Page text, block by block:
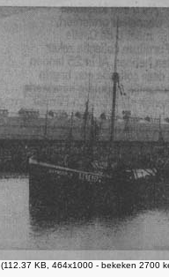
(112.37 KB, 464x1000 - bekeken 2700